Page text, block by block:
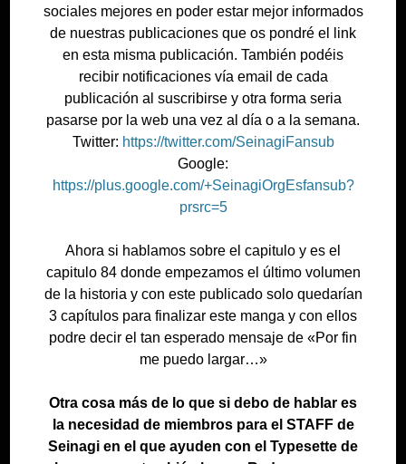
sociales mejores en poder estar mejor informados
de nuestras publicaciones que os pondré el link
en esta misma publicación. También podéis
recibir notificaciones vía email de cada
publicación al suscribirse y otra forma seria
pasarse por la web una vez al día o a la semana.
Twitter: https://twitter.com/SeinagiFansub
Google:
https://plus.google.com/+SeinagiOrgEsfansub?
prsrc=5
Ahora si hablamos sobre el capitulo y es el
capitulo 84 donde empezamos el último volumen
de la historia y con este publicado solo quedarían
3 capítulos para finalizar este manga y con ellos
podre decir el tan esperado mensaje de «Por fin
me puedo largar…»
Otra cosa más de lo que si debo de hablar es
la necesidad de miembros para el STAFF de
Seinagi en el que ayuden con el Typesette de